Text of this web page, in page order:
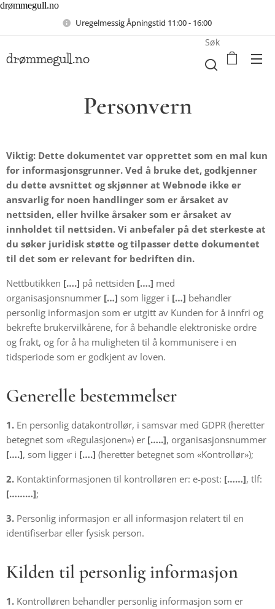
drømmegull.no
Uregelmessig Åpningstid 11:00 - 16:00
drømmegull.no
Søk
Personvern
Viktig: Dette dokumentet var opprettet som en mal kun
for informasjonsgrunner. Ved å bruke det, godkjenner
du dette avsnittet og skjønner at Webnode ikke er
ansvarlig for noen handlinger som er årsaket av
nettsiden, eller hvilke årsaker som er årsaket av
innholdet til nettsiden. Vi anbefaler på det sterkeste at
du søker juridisk støtte og tilpasser dette dokumentet
til det som er relevant for bedriften din.
Nettbutikken [….] på nettsiden [….] med
organisasjonsnummer […] som ligger i […] behandler
personlig informasjon som er utgitt av Kunden for å innfri og
bekrefte brukervilkårene, for å behandle elektroniske ordre
og frakt, og for å ha muligheten til å kommunisere i en
tidsperiode som er godkjent av loven.
Generelle bestemmelser
1. En personlig datakontrollør, i samsvar med GDPR (heretter
betegnet som «Regulasjonen») er […..], organisasjonsnummer
[….], som ligger i [….] (heretter betegnet som «Kontrollør»);
2. Kontaktinformasjonen til kontrolløren er: e-post: [……], tlf:
[………];
3. Personlig informasjon er all informasjon relatert til en
identifiserbar eller fysisk person.
Kilden til personlig informasjon
1. Kontrolløren behandler personlig informasjon som er